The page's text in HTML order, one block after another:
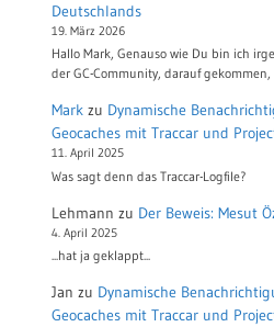
Deutschlands
19. März 2026
Hallo Mark, Genauso wie Du bin ich
der GC-Community, darauf
Mark zu Dynamische
Geocaches mit Traccar und
11. April 2025
Was sagt denn das Traccar-Logfile?
Lehmann zu Der Beweis: Mesut
4. April 2025
...hat ja geklappt...
Jan zu Dynamische
Geocaches mit Traccar und